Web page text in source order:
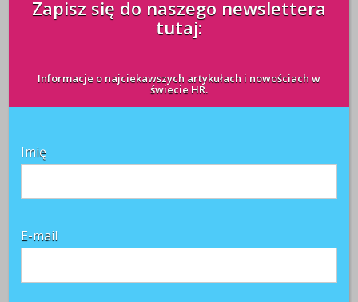
Wiedza
pytanie — komuś czy nawet sobie — mamy zwykle
jakiś cel. I tak na przykład niektóre pytania zmierzają
Niezwykła moc zadawania pytań
Zapisz się do naszego newslettera
tutaj:
Informacje o najciekawszych artykułach i nowościach w
świecie HR.
Imię
E-mail